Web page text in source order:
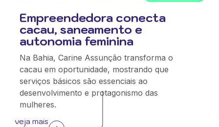
Empreendedora conecta
cacau, saneamento e
autonomia feminina
Na Bahia, Carine Assunção transforma o
cacau em oportunidade, mostrando que
serviços básicos são essenciais ao
desenvolvimento e protagonismo das
mulheres.
veja mais